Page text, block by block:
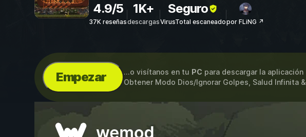
4.9/5
37K reseñas
1K+
descargas
Seguro
VirusTotal escaneadopor FLiNG ↗
Empezar ...o visítanos en tu PC para descargar la aplicación
Obtener Modo Dios/Ignorar Golpes, Salud Infinita &